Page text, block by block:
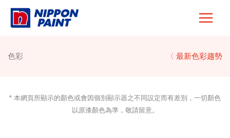
Skip
色彩 〈 最新色彩趨勢
* 本網頁所顯示的顏色或會因個別顯示器之不同設定而有差別，一切顏色
以原漆顏色為準，敬請留意。